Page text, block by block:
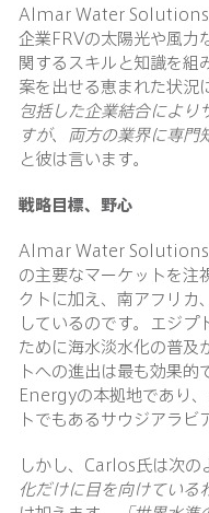
Almar Water Solutions
企業FRVの太陽光や風力
関するスキルと知識を組
案を出せる恵まれた状況
包括した企業結合によ
すが、両方の業界に専門
と彼は言います。
戦略目標、野心
Almar Water Solutions
の主要なマーケットを注
クトに加え、南アフリカ
しているのです。エジプ
ために海水淡水化の普及
トへの進出は最も効果
Energyの本拠地であり
トでもあるサウジアラビ
しかし、Carlos氏は次の
化だけに目を向けている